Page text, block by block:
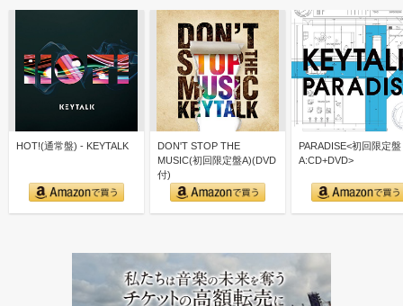
HOT!(通常盤) - KEYTALK
DON'T STOP THE
MUSIC(初回限定盤A)(DVD
付)
PARADISE<初回限定盤
A:CD+DVD>